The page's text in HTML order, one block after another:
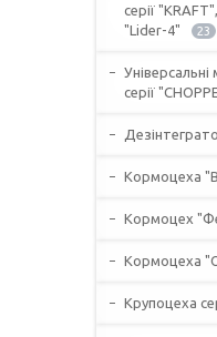
серії
"Lider-4"
23
серії
Кормоцеха
Кормоцех
Кормоцеха
Крупоцеха